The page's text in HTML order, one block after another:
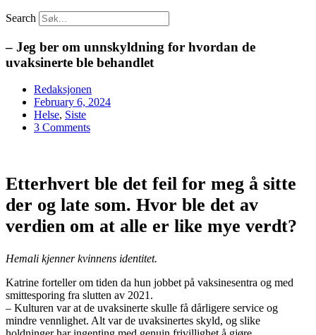
Search
– Jeg ber om unnskyldning for hvordan de
uvaksinerte ble behandlet
Redaksjonen
February 6, 2024
Helse, Siste
3 Comments
Etterhvert ble det feil for meg å sitte
der og late som. Hvor ble det av
verdien om at alle er like mye verdt?
Hemali kjenner kvinnens identitet.
Katrine forteller om tiden da hun jobbet på vaksinesentra og med
smittesporing fra slutten av 2021.
– Kulturen var at de uvaksinerte skulle få dårligere service og
mindre vennlighet. Alt var de uvaksinertes skyld, og slike